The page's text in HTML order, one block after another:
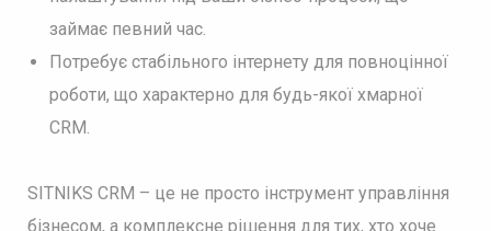
займає певний час.
Потребує стабільного інтернету для повноцінної
роботи, що характерно для будь-якої хмарної
CRM.
SITNIKS CRM – це не просто інструмент управління
бізнесом, а комплексне рішення для тих, хто хоче